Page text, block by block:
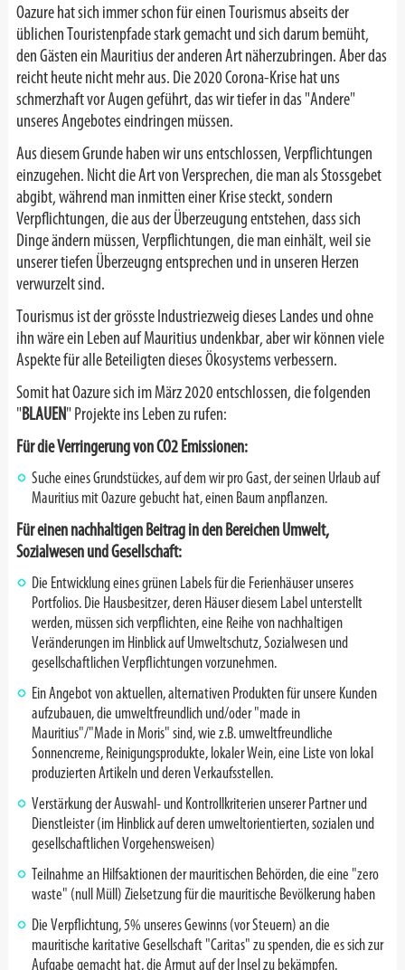
Oazure hat sich immer schon für einen Tourismus abseits der
üblichen Touristenpfade stark gemacht und sich darum bemüht,
den Gästen ein Mauritius der anderen Art näherzubringen. Aber das
reicht heute nicht mehr aus. Die 2020 Corona-Krise hat uns
schmerzhaft vor Augen geführt, das wir tiefer in das "Andere"
unseres Angebotes eindringen müssen.
Aus diesem Grunde haben wir uns entschlossen, Verpflichtungen
einzugehen. Nicht die Art von Versprechen, die man als Stossgebet
abgibt, während man inmitten einer Krise steckt, sondern
Verpflichtungen, die aus der Überzeugung entstehen, dass sich
Dinge ändern müssen, Verpflichtungen, die man einhält, weil sie
unserer tiefen Überzeugng entsprechen und in unseren Herzen
verwurzelt sind.
Tourismus ist der grösste Industriezweig dieses Landes und ohne
ihn wäre ein Leben auf Mauritius undenkbar, aber wir können viele
Aspekte für alle Beteiligten dieses Ökosystems verbessern.
Somit hat Oazure sich im März 2020 entschlossen, die folgenden
"BLAUEN" Projekte ins Leben zu rufen:
Für die Verringerung von CO2 Emissionen:
Suche eines Grundstückes, auf dem wir pro Gast, der seinen Urlaub auf
Mauritius mit Oazure gebucht hat, einen Baum anpflanzen.
Für einen nachhaltigen Beitrag in den Bereichen Umwelt,
Sozialwesen und Gesellschaft:
Die Entwicklung eines grünen Labels für die Ferienhäuser unseres
Portfolios. Die Hausbesitzer, deren Häuser diesem Label unterstellt
werden, müssen sich verpflichten, eine Reihe von nachhaltigen
Veränderungen im Hinblick auf Umweltschutz, Sozialwesen und
gesellschaftlichen Verpflichtungen vorzunehmen.
Ein Angebot von aktuellen, alternativen Produkten für unsere Kunden
aufzubauen, die umweltfreundlich und/oder "made in
Mauritius"/"Made in Moris" sind, wie z.B. umweltfreundliche
Sonnencreme, Reinigungsprodukte, lokaler Wein, eine Liste von lokal
produzierten Artikeln und deren Verkaufsstellen.
Verstärkung der Auswahl- und Kontrollkriterien unserer Partner und
Dienstleister (im Hinblick auf deren umweltorientierten, sozialen und
gesellschaftlichen Vorgehensweisen)
Teilnahme an Hilfsaktionen der mauritischen Behörden, die eine "zero
waste" (null Müll) Zielsetzung für die mauritische Bevölkerung haben
Die Verpflichtung, 5% unseres Gewinns (vor Steuern) an die
mauritische karitative Gesellschaft "Caritas" zu spenden, die es sich zur
Aufgabe gemacht hat, die Armut auf der Insel zu bekämpfen.